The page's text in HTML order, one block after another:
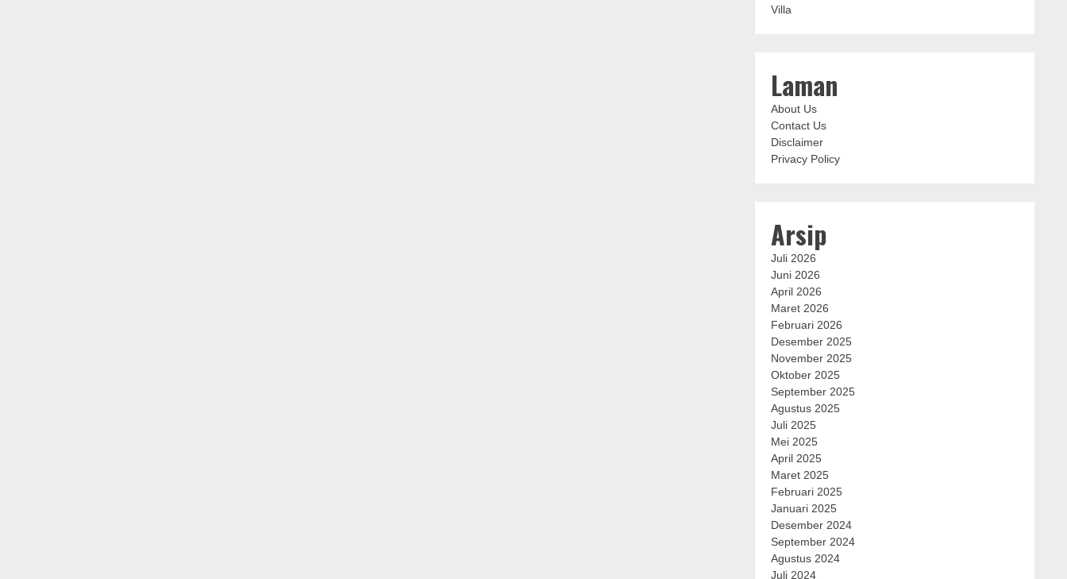
Villa
Laman
About Us
Contact Us
Disclaimer
Privacy Policy
Arsip
Juli 2026
Juni 2026
April 2026
Maret 2026
Februari 2026
Desember 2025
November 2025
Oktober 2025
September 2025
Agustus 2025
Juli 2025
Mei 2025
April 2025
Maret 2025
Februari 2025
Januari 2025
Desember 2024
September 2024
Agustus 2024
Juli 2024